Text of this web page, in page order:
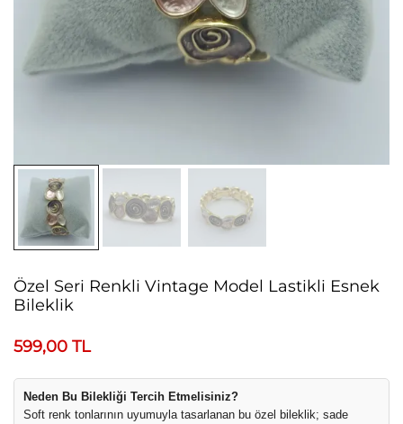
Özel Seri Renkli Vintage Model Lastikli Esnek
Bileklik
599,00 TL
Neden Bu Bilekliği Tercih Etmelisiniz?
Soft renk tonlarının uyumuyla tasarlanan bu özel bileklik; sade